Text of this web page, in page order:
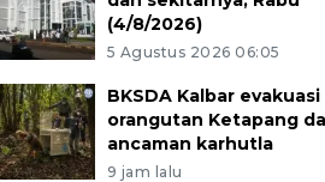
(4/8/2026)
5 Agustus 2026 06:05
BKSDA Kalbar evakuasi
orangutan Ketapang
ancaman karhutla
9 jam lalu